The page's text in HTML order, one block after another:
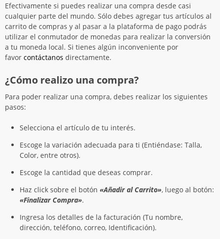
Efectivamente si puedes realizar una compra desde casi
cualquier parte del mundo. Sólo debes agregar tus artículos al
carrito de compras y al pasar a la plataforma de pago podrás
utilizar el conmutador de monedas para realizar la conversión
a tu moneda local. Si tienes algún inconveniente por
favor contáctanos directamente.
¿Cómo realizo una compra?
Para poder realizar una compra, debes realizar los siguientes
pasos:
Selecciona el artículo de tu interés.
Escoge la variación adecuada para ti (Entiéndase: Talla,
Color, entre otros).
Escoge la cantidad que deseas comprar.
Haz click sobre el botón «Añadir al Carrito», luego al botón:
«Finalizar Compra».
Ingresa los detalles de la facturación (Tu nombre,
dirección, teléfono, correo, Identificación).